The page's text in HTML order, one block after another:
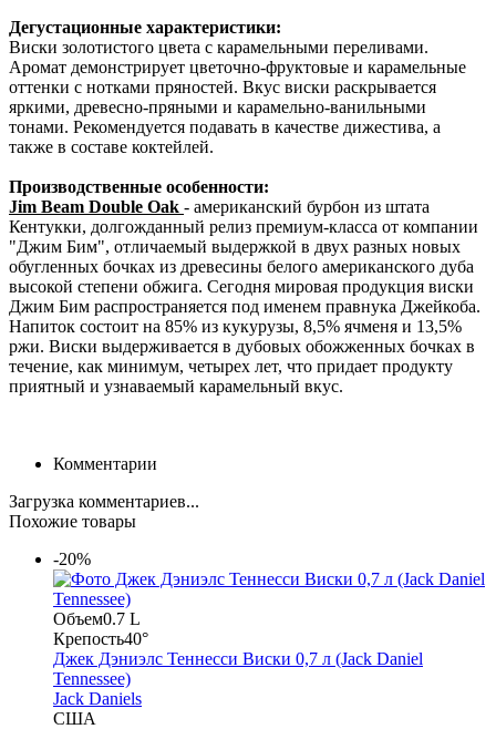
Дегустационные характеристики:
Виски золотистого цвета с карамельными переливами.
Аромат демонстрирует цветочно-фруктовые и карамельные
оттенки с нотками пряностей. Вкус виски раскрывается
яркими, древесно-пряными и карамельно-ванильными
тонами. Рекомендуется подавать в качестве дижестива, а
также в составе коктейлей.
Производственные особенности:
Jim Beam Double Oak - американский бурбон из штата
Кентукки, долгожданный релиз премиум-класса от компании
"Джим Бим", отличаемый выдержкой в двух разных новых
обугленных бочках из древесины белого американского дуба
высокой степени обжига. Сегодня мировая продукция виски
Джим Бим распространяется под именем правнука Джейкоба.
Напиток состоит на 85% из кукурузы, 8,5% ячменя и 13,5%
ржи. Виски выдерживается в дубовых обожженных бочках в
течение, как минимум, четырех лет, что придает продукту
приятный и узнаваемый карамельный вкус.
Комментарии
Загрузка комментариев...
Похожие товары
-20%
Объем0.7 L
Крепость40°
Джек Дэниэлс Теннесси Виски 0,7 л (Jack Daniel
Tennessee)
Jack Daniels
США